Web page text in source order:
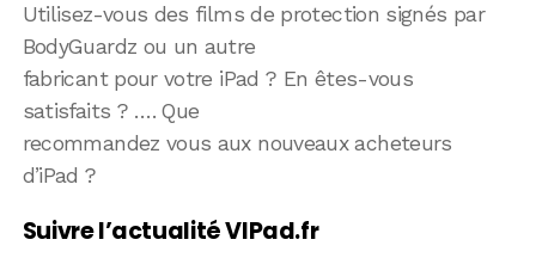
Utilisez-vous des films de protection signés par
BodyGuardz ou un autre
fabricant pour votre iPad ? En êtes-vous
satisfaits ? …. Que
recommandez vous aux nouveaux acheteurs
d’iPad ?
Suivre l’actualité VIPad.fr